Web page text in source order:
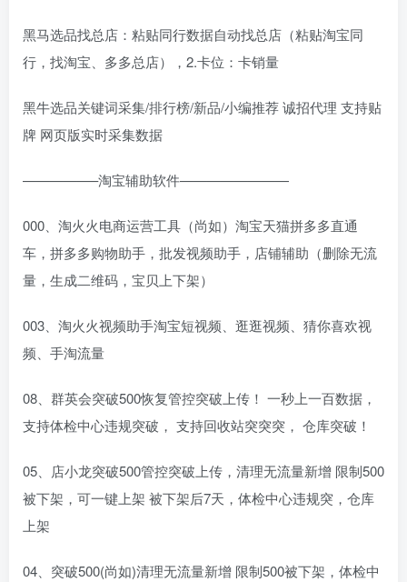
黑马选品找总店：粘贴同行数据自动找总店（粘贴淘宝同
行，找淘宝、多多总店），2.卡位：卡销量
黑牛选品关键词采集/排行榜/新品/小编推荐 诚招代理 支持贴
牌 网页版实时采集数据
—————–淘宝辅助软件————————
000、淘火火电商运营工具（尚如）淘宝天猫拼多多直通
车，拼多多购物助手，批发视频助手，店铺辅助（删除无流
量，生成二维码，宝贝上下架）
003、淘火火视频助手淘宝短视频、逛逛视频、猜你喜欢视
频、手淘流量
08、群英会突破500恢复管控突破上传！ 一秒上一百数据，
支持体检中心违规突破， 支持回收站突突突， 仓库突破！
05、店小龙突破500管控突破上传，清理无流量新增 限制500
被下架，可一键上架 被下架后7天，体检中心违规突，仓库
上架
04、突破500(尚如)清理无流量新增 限制500被下架，体检中